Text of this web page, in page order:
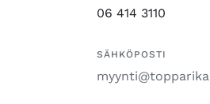
06 414 3110
SÄHKÖPOSTI